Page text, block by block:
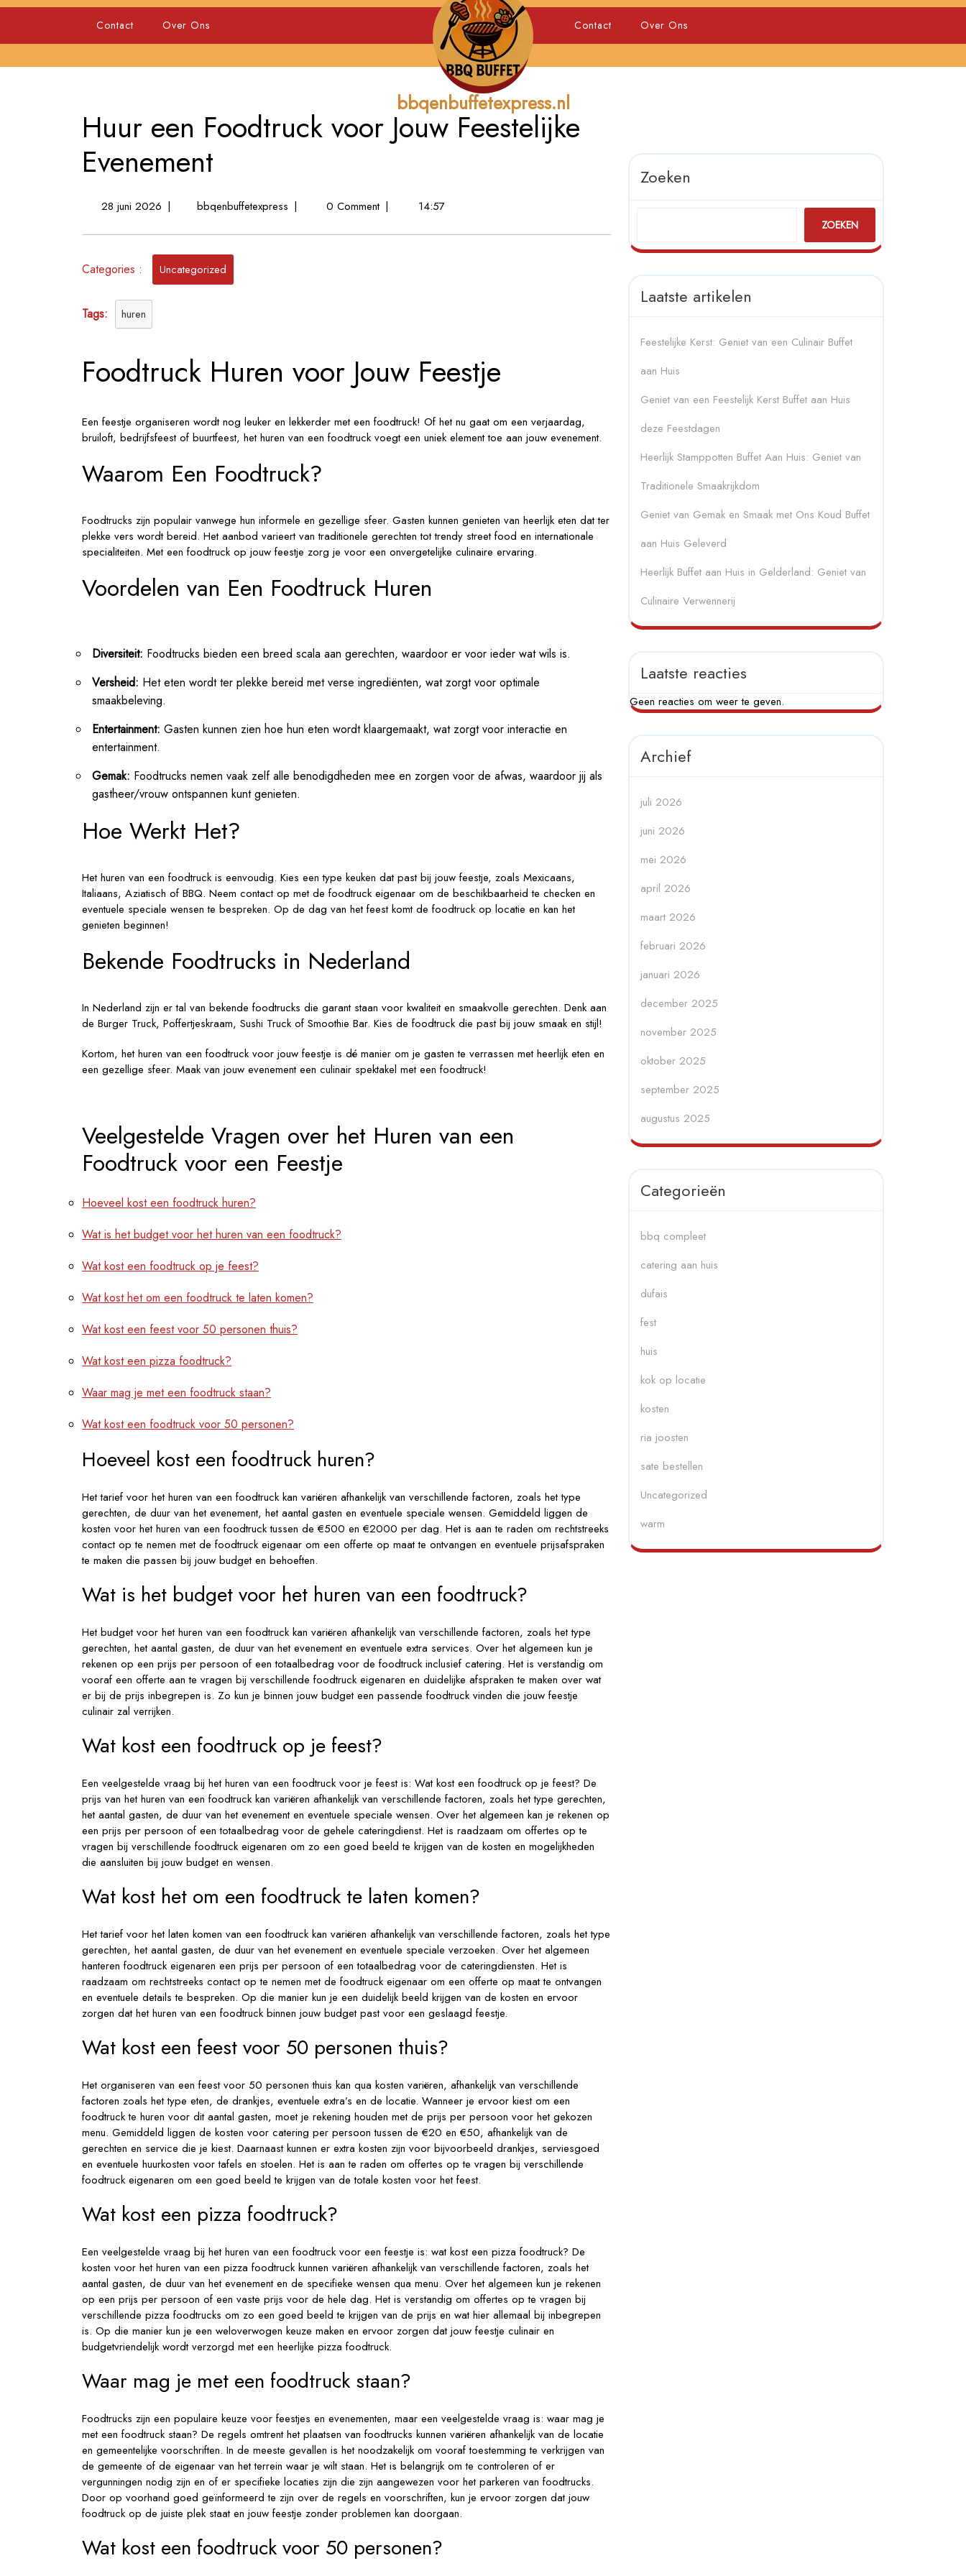
Skip
Contact Over Ons
bbqenbuffetexpress.nl
Contact Over Ons
Huur een Foodtruck voor Jouw Feestelijke
Evenement
28 juni 202628
2026
| bbqenbuffetexpressHuur
Foodtruck
| 0 Comment | 14:57
Categories : Uncategorized
Tags: huren
Foodtruck Huren voor Jouw Feestje
Een feestje organiseren wordt nog leuker en lekkerder met een foodtruck! Of het nu gaat om een verjaardag,
bruiloft, bedrijfsfeest of buurtfeest, het huren van een foodtruck voegt een uniek element toe aan jouw evenement.
Waarom Een Foodtruck?
Foodtrucks zijn populair vanwege hun informele en gezellige sfeer. Gasten kunnen genieten van heerlijk eten dat ter
plekke vers wordt bereid. Het aanbod varieert van traditionele gerechten tot trendy street food en internationale
specialiteiten. Met een foodtruck op jouw feestje zorg je voor een onvergetelijke culinaire ervaring.
Voordelen van Een Foodtruck Huren
Diversiteit: Foodtrucks bieden een breed scala aan gerechten, waardoor er voor ieder wat wils is.
Versheid: Het eten wordt ter plekke bereid met verse ingrediënten, wat zorgt voor optimale
smaakbeleving.
Entertainment: Gasten kunnen zien hoe hun eten wordt klaargemaakt, wat zorgt voor interactie en
entertainment.
Gemak: Foodtrucks nemen vaak zelf alle benodigdheden mee en zorgen voor de afwas, waardoor jij als
gastheer/vrouw ontspannen kunt genieten.
Hoe Werkt Het?
Het huren van een foodtruck is eenvoudig. Kies een type keuken dat past bij jouw feestje, zoals Mexicaans,
Italiaans, Aziatisch of BBQ. Neem contact op met de foodtruck eigenaar om de beschikbaarheid te checken en
eventuele speciale wensen te bespreken. Op de dag van het feest komt de foodtruck op locatie en kan het
genieten beginnen!
Bekende Foodtrucks in Nederland
In Nederland zijn er tal van bekende foodtrucks die garant staan voor kwaliteit en smaakvolle gerechten. Denk aan
de Burger Truck, Poffertjeskraam, Sushi Truck of Smoothie Bar. Kies de foodtruck die past bij jouw smaak en stijl!
Kortom, het huren van een foodtruck voor jouw feestje is dé manier om je gasten te verrassen met heerlijk eten en
een gezellige sfeer. Maak van jouw evenement een culinair spektakel met een foodtruck!
Veelgestelde Vragen over het Huren van een
Foodtruck voor een Feestje
Hoeveel kost een foodtruck huren?
Wat is het budget voor het huren van een foodtruck?
Wat kost een foodtruck op je feest?
Wat kost het om een foodtruck te laten komen?
Wat kost een feest voor 50 personen thuis?
Wat kost een pizza foodtruck?
Waar mag je met een foodtruck staan?
Wat kost een foodtruck voor 50 personen?
Hoeveel kost een foodtruck huren?
Het tarief voor het huren van een foodtruck kan variëren afhankelijk van verschillende factoren, zoals het type
gerechten, de duur van het evenement, het aantal gasten en eventuele speciale wensen. Gemiddeld liggen de
kosten voor het huren van een foodtruck tussen de €500 en €2000 per dag. Het is aan te raden om rechtstreeks
contact op te nemen met de foodtruck eigenaar om een offerte op maat te ontvangen en eventuele prijsafspraken
te maken die passen bij jouw budget en behoeften.
Wat is het budget voor het huren van een foodtruck?
Het budget voor het huren van een foodtruck kan variëren afhankelijk van verschillende factoren, zoals het type
gerechten, het aantal gasten, de duur van het evenement en eventuele extra services. Over het algemeen kun je
rekenen op een prijs per persoon of een totaalbedrag voor de foodtruck inclusief catering. Het is verstandig om
vooraf een offerte aan te vragen bij verschillende foodtruck eigenaren en duidelijke afspraken te maken over wat
er bij de prijs inbegrepen is. Zo kun je binnen jouw budget een passende foodtruck vinden die jouw feestje
culinair zal verrijken.
Wat kost een foodtruck op je feest?
Een veelgestelde vraag bij het huren van een foodtruck voor je feest is: Wat kost een foodtruck op je feest? De
prijs van het huren van een foodtruck kan variëren afhankelijk van verschillende factoren, zoals het type gerechten,
het aantal gasten, de duur van het evenement en eventuele speciale wensen. Over het algemeen kan je rekenen op
een prijs per persoon of een totaalbedrag voor de gehele cateringdienst. Het is raadzaam om offertes op te
vragen bij verschillende foodtruck eigenaren om zo een goed beeld te krijgen van de kosten en mogelijkheden
die aansluiten bij jouw budget en wensen.
Wat kost het om een foodtruck te laten komen?
Het tarief voor het laten komen van een foodtruck kan variëren afhankelijk van verschillende factoren, zoals het type
gerechten, het aantal gasten, de duur van het evenement en eventuele speciale verzoeken. Over het algemeen
hanteren foodtruck eigenaren een prijs per persoon of een totaalbedrag voor de cateringdiensten. Het is
raadzaam om rechtstreeks contact op te nemen met de foodtruck eigenaar om een offerte op maat te ontvangen
en eventuele details te bespreken. Op die manier kun je een duidelijk beeld krijgen van de kosten en ervoor
zorgen dat het huren van een foodtruck binnen jouw budget past voor een geslaagd feestje.
Wat kost een feest voor 50 personen thuis?
Het organiseren van een feest voor 50 personen thuis kan qua kosten variëren, afhankelijk van verschillende
factoren zoals het type eten, de drankjes, eventuele extra’s en de locatie. Wanneer je ervoor kiest om een
foodtruck te huren voor dit aantal gasten, moet je rekening houden met de prijs per persoon voor het gekozen
menu. Gemiddeld liggen de kosten voor catering per persoon tussen de €20 en €50, afhankelijk van de
gerechten en service die je kiest. Daarnaast kunnen er extra kosten zijn voor bijvoorbeeld drankjes, serviesgoed
en eventuele huurkosten voor tafels en stoelen. Het is aan te raden om offertes op te vragen bij verschillende
foodtruck eigenaren om een goed beeld te krijgen van de totale kosten voor het feest.
Wat kost een pizza foodtruck?
Een veelgestelde vraag bij het huren van een foodtruck voor een feestje is: wat kost een pizza foodtruck? De
kosten voor het huren van een pizza foodtruck kunnen variëren afhankelijk van verschillende factoren, zoals het
aantal gasten, de duur van het evenement en de specifieke wensen qua menu. Over het algemeen kun je rekenen
op een prijs per persoon of een vaste prijs voor de hele dag. Het is verstandig om offertes op te vragen bij
verschillende pizza foodtrucks om zo een goed beeld te krijgen van de prijs en wat hier allemaal bij inbegrepen
is. Op die manier kun je een weloverwogen keuze maken en ervoor zorgen dat jouw feestje culinair en
budgetvriendelijk wordt verzorgd met een heerlijke pizza foodtruck.
Waar mag je met een foodtruck staan?
Foodtrucks zijn een populaire keuze voor feestjes en evenementen, maar een veelgestelde vraag is: waar mag je
met een foodtruck staan? De regels omtrent het plaatsen van foodtrucks kunnen variëren afhankelijk van de locatie
en gemeentelijke voorschriften. In de meeste gevallen is het noodzakelijk om vooraf toestemming te verkrijgen van
de gemeente of de eigenaar van het terrein waar je wilt staan. Het is belangrijk om te controleren of er
vergunningen nodig zijn en of er specifieke locaties zijn die zijn aangewezen voor het parkeren van foodtrucks.
Door op voorhand goed geïnformeerd te zijn over de regels en voorschriften, kun je ervoor zorgen dat jouw
foodtruck op de juiste plek staat en jouw feestje zonder problemen kan doorgaan.
Wat kost een foodtruck voor 50 personen?
Zoeken
ZOEKEN
Laatste artikelen
Feestelijke Kerst: Geniet van een Culinair Buffet
aan Huis
Geniet van een Feestelijk Kerst Buffet aan Huis
deze Feestdagen
Heerlijk Stamppotten Buffet Aan Huis: Geniet van
Traditionele Smaakrijkdom
Geniet van Gemak en Smaak met Ons Koud Buffet
aan Huis Geleverd
Heerlijk Buffet aan Huis in Gelderland: Geniet van
Culinaire Verwennerij
Laatste reacties
Geen reacties om weer te geven.
Archief
juli 2026
juni 2026
mei 2026
april 2026
maart 2026
februari 2026
januari 2026
december 2025
november 2025
oktober 2025
september 2025
augustus 2025
Categorieën
bbq compleet
catering aan huis
dufais
fest
huis
kok op locatie
kosten
ria joosten
sate bestellen
Uncategorized
warm